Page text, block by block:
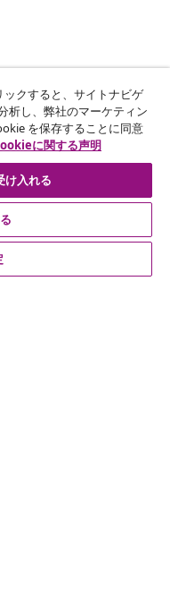
から毎週のお得
を受け取りましょう。
ックすると、サイトナビゲ
析し、弊社のマーケティン
を保存することに同意
に関する声明
け入れる